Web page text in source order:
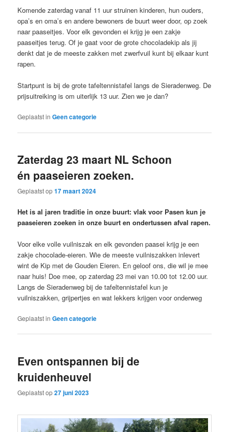
Komende zaterdag vanaf 11 uur struinen kinderen, hun ouders,
opa’s en oma’s en andere bewoners de buurt weer door, op zoek
naar paaseitjes. Voor elk gevonden ei krijg je een zakje
paaseitjes terug. Of je gaat voor de grote chocoladekip als jij
denkt dat je de meeste zakken met zwerfvuil kunt bij elkaar kunt
rapen.
Startpunt is bij de grote tafeltennistafel langs de Sieradenweg. De
prijsuitreiking is om uiterlijk 13 uur. Zien we je dan?
Geplaatst in Geen categorie
Zaterdag 23 maart NL Schoon
én paaseieren zoeken.
Geplaatst op17 maart 2024
Het is al jaren traditie in onze buurt: vlak voor Pasen kun je
paaseieren zoeken in onze buurt en ondertussen afval rapen.
Voor elke volle vuilniszak en elk gevonden paasei krijg je een
zakje chocolade-eieren. Wie de meeste vuilniszakken inlevert
wint de Kip met de Gouden Eieren. En geloof ons, die wil je mee
naar huis! Doe mee, op zaterdag 23 mei van 10.00 tot 12.00 uur.
Langs de Sieradenweg bij de tafeltennistafel kun je
vuilniszakken, grijpertjes en wat lekkers krijgen voor onderweg
Geplaatst in Geen categorie
Even ontspannen bij de
kruidenheuvel
Geplaatst op27 juni 2023